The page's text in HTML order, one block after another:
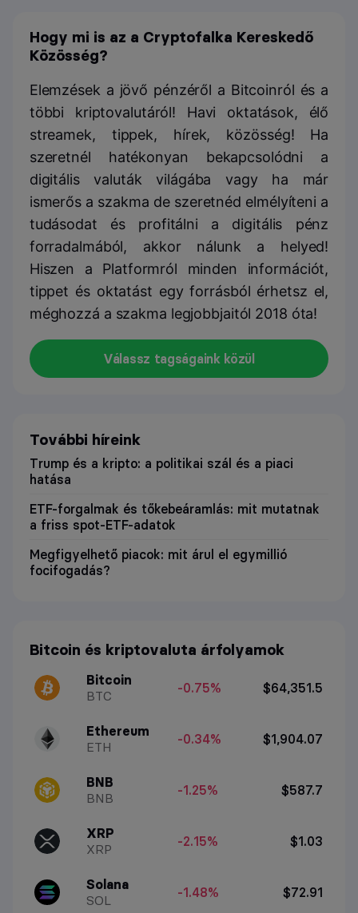
Hogy mi is az a Cryptofalka Kereskedő
Közösség?
Elemzések a jövő pénzéről a Bitcoinról és a
többi kriptovalutáról! Havi oktatások, élő
streamek, tippek, hírek, közösség! Ha
szeretnél hatékonyan bekapcsolódni a
digitális valuták világába vagy ha már
ismerős a szakma de szeretnéd elmélyíteni a
tudásodat és profitálni a digitális pénz
forradalmából, akkor nálunk a helyed!
Hiszen a Platformról minden információt,
tippet és oktatást egy forrásból érhetsz el,
méghozzá a szakma legjobbjaitól 2018 óta!
Válassz tagságaink közül
További híreink
Trump és a kripto: a politikai szál és a piaci
hatása
ETF-forgalmak és tőkebeáramlás: mit mutatnak
a friss spot-ETF-adatok
Megfigyelhető piacok: mit árul el egymillió
focifogadás?
Bitcoin és kriptovaluta árfolyamok
Bitcoin
BTC
-0.75% $64,351.5
Ethereum
ETH
-0.34% $1,904.07
BNB
BNB
-1.25% $587.7
XRP
XRP
-2.15% $1.03
Solana
SOL
-1.48% $72.91